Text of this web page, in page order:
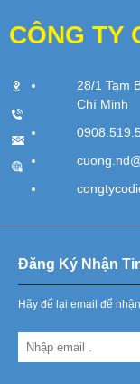
CÔNG TY
28/1 Tam
Chí Minh
Đăng Ký Nhận
Hãy để lại email để